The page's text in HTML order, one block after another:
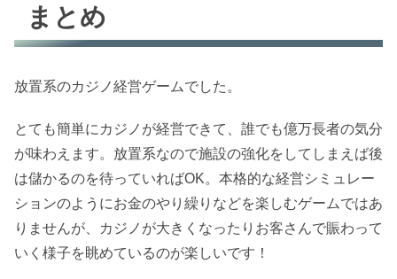
まとめ
放置系のカジノ経営ゲームでした。
とても簡単にカジノが経営できて、誰でも億万長者の気分
が味わえます。放置系なので施設の強化をしてしまえば後
は儲かるのを待っていればOK。本格的な経営シミュレー
ションのようにお金のやり繰りなどを楽しむゲームではあ
りませんが、カジノが大きくなったりお客さんで賑わって
いく様子を眺めているのが楽しいです！